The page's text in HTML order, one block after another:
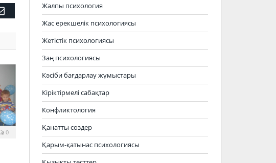
Email
0
Жалпы психология
Жас ерекшелік психологиясы
Жетістік психологиясы
Заң психологиясы
Кәсіби бағдарлау жұмыстары
Кіріктірмелі сабақтар
Конфликтология
Қанатты сөздер
Қарым-қатынас психологиясы